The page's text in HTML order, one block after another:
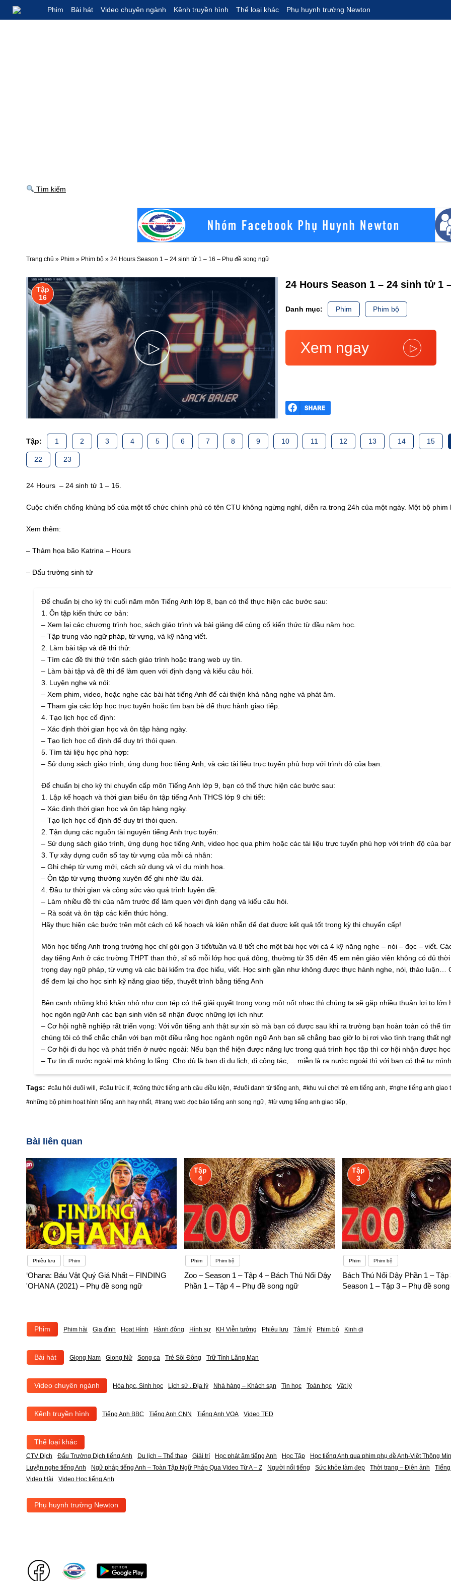
Phim Bài hát Video chuyên ngành Kênh truyền hình Thể loại khác Phụ huynh trường Newton
Tìm kiếm
Trang chủ » Phim » Phim bộ » 24 Hours Season 1 – 24 sinh tử 1 – 16 – Phụ đề song ngữ
▷
Tập
16
24 Hours Season 1 – 24 sinh tử 1
Danh mục: Phim Phim bộ
Xem ngay ▷
Tập: 1 2 3 4 5 6 7 8 9 10 11 12 13 14 15
22 23
24 Hours – 24 sinh tử 1 – 16.
Cuộc chiến chống khủng bố của một tổ chức chính phủ có tên CTU không ngừng nghỉ, diễn ra trong 24h của một ngày. Một bộ
Xem thêm:
– Thảm họa bão Katrina – Hours
– Đấu trường sinh tử
Để chuẩn bị cho kỳ thi cuối năm môn Tiếng Anh lớp 8, bạn có thể thực hiện các bước sau:
1. Ôn tập kiến thức cơ bản:
– Xem lại các chương trình học, sách giáo trình và bài giảng để củng cố kiến thức từ đầu năm học.
– Tập trung vào ngữ pháp, từ vựng, và kỹ năng viết.
2. Làm bài tập và đề thi thử:
– Tìm các đề thi thử trên sách giáo trình hoặc trang web uy tín.
– Làm bài tập và đề thi để làm quen với định dạng và kiểu câu hỏi.
3. Luyện nghe và nói:
– Xem phim, video, hoặc nghe các bài hát tiếng Anh để cải thiện khả năng nghe và phát âm.
– Tham gia các lớp học trực tuyến hoặc tìm bạn bè để thực hành giao tiếp.
4. Tạo lịch học cố định:
– Xác định thời gian học và ôn tập hàng ngày.
– Tạo lịch học cố định để duy trì thói quen.
5. Tìm tài liệu học phù hợp:
– Sử dụng sách giáo trình, ứng dụng học tiếng Anh, và các tài liệu trực tuyến phù hợp với trình độ của bạn.
Để chuẩn bị cho kỳ thi chuyển cấp môn Tiếng Anh lớp 9, bạn có thể thực hiện các bước sau:
1. Lập kế hoạch và thời gian biểu ôn tập tiếng Anh THCS lớp 9 chi tiết:
– Xác định thời gian học và ôn tập hàng ngày.
– Tạo lịch học cố định để duy trì thói quen.
2. Tận dụng các nguồn tài nguyên tiếng Anh trực tuyến:
– Sử dụng sách giáo trình, ứng dụng học tiếng Anh, video học qua phim hoặc các tài liệu trực tuyến phù hợp với trình độ của
3. Tự xây dựng cuốn sổ tay từ vựng của mỗi cá nhân:
– Ghi chép từ vựng mới, cách sử dụng và ví dụ minh họa.
– Ôn tập từ vựng thường xuyên để ghi nhớ lâu dài.
4. Đầu tư thời gian và công sức vào quá trình luyện đề:
– Làm nhiều đề thi của năm trước để làm quen với định dạng và kiểu câu hỏi.
– Rà soát và ôn tập các kiến thức hỏng.
Hãy thực hiện các bước trên một cách có kế hoạch và kiên nhẫn để đạt được kết quả tốt trong kỳ thi chuyển cấp!
Môn học tiếng Anh trong trường học chỉ gói gọn 3 tiết/tuần và 8 tiết cho một bài học với cả 4 kỹ năng nghe – nói – đọc – viết.
dạy tiếng Anh ở các trường THPT than thở, sĩ số mỗi lớp học quá đông, thường từ 35 đến 45 em nên giáo viên không có đủ
trọng dạy ngữ pháp, từ vựng và các bài kiểm tra đọc hiểu, viết. Học sinh gần như không được thực hành nghe, nói, thảo
để đem lại cho học sinh kỹ năng giao tiếp, thuyết trình bằng tiếng Anh
Bên cạnh những khó khăn nhỏ như con tép có thể giải quyết trong vong một nốt nhạc thì chúng ta sẽ gặp nhiều thuận lợi to
học ngôn ngữ Anh các bạn sinh viên sẽ nhận được những lợi ích như:
– Cơ hội nghề nghiệp rất triển vọng: Với vốn tiếng anh thật sự xịn sò mà bạn có được sau khi ra trường bạn hoàn toàn có thể
chúng tôi có thể chắc chắn với bạn một điều rằng học ngành ngôn ngữ Anh bạn sẽ chẳng bao giờ lo bị rơi vào tình trạng thất
– Cơ hội đi du học và phát triển ở nước ngoài: Nếu bạn thể hiện được năng lực trong quá trình học tập thì cơ hội nhận được
– Tự tin đi nước ngoài mà không lo lắng: Cho dù là bạn đi du lịch, đi công tác,… miễn là ra nước ngoài thì với bạn có thể tự
Tags: #câu hỏi đuôi will, #câu trúc if, #công thức tiếng anh câu điều kiện, #đuôi danh từ tiếng anh, #khu vui chơi trẻ em tiếng anh, #nghe tiếng anh giao
#những bộ phim hoạt hình tiếng anh hay nhất, #trang web đọc báo tiếng anh song ngữ, #từ vựng tiếng anh giao tiếp,
Bài liên quan
Phiêu lưu Phim
‘Ohana: Báu Vật Quý Giá Nhất – FINDING
'OHANA (2021) – Phụ đề song ngữ
Tập
4
Phim Phim bộ
Zoo – Season 1 – Tập 4 – Bách Thú Nổi Dậy
Phần 1 – Tập 4 – Phụ đề song ngữ
Tập
3
Phim Phim bộ
Bách Thú Nổi Dậy Phần 1 – Tập
Season 1 – Tập 3 – Phụ đề
Phim Phim hài Gia đình Hoạt Hình Hành động Hình sự KH Viễn tưởng Phiêu lưu Tâm lý Phim bộ Kinh dị
Bài hát Giọng Nam Giọng Nữ Song ca Trẻ Sôi Động Trữ Tình Lãng Mạn
Video chuyên ngành Hóa học, Sinh học Lịch sử , Địa lý Nhà hàng – Khách sạn Tin học Toán học Vật lý
Kênh truyền hình Tiếng Anh BBC Tiếng Anh CNN Tiếng Anh VOA Video TED
Thể loại khác
CTV Dịch Đấu Trường Dịch tiếng Anh Du lịch – Thể thao Giải trí Học phát âm tiếng Anh Học Tập
Học tiếng Anh qua phim phụ đề Anh-Việt Thông
Luyện nghe tiếng Anh
Ngữ pháp tiếng Anh – Toàn Tập Ngữ Pháp Qua Video Từ A – Z Người nổi tiếng Sức khỏe làm đẹp Thời trang – Điện ảnh
Video Hài
Video Học tiếng Anh
Phụ huynh trường Newton